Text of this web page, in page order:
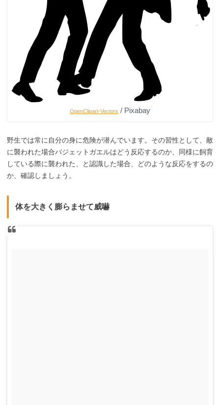
OpenClipart-Vectors / Pixabay
野生では常に自分の身に危険が潜んでいます。その習性として、敵
に襲われた場合バジェットガエルはどう反応するのか、同様に飼育
している際に襲われた、と認識した場合、どのような反応をするの
か、確認しましょう。
体を大きく膨らませて威嚇